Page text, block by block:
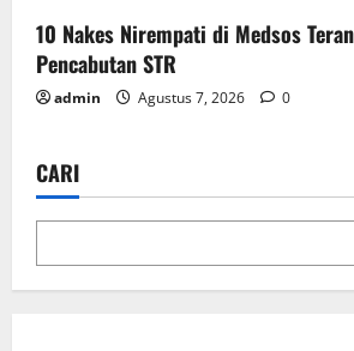
10 Nakes Nirempati di Medsos
Pencabutan STR
admin Agustus 7, 2026 0
CARI